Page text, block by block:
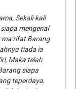
Sekali-kali
mengenal
Barang
tiada ia
Maka telah
siapa
teperdaya.